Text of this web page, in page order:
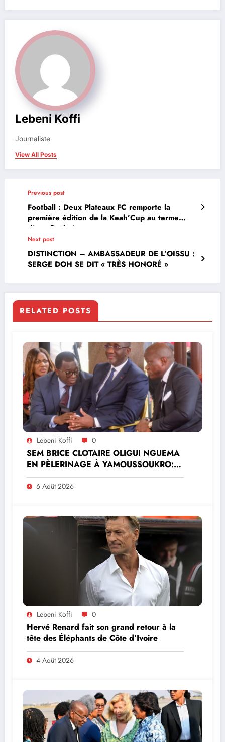
Lebeni Koffi
Journaliste
View All Posts
Previous post
Football : Deux Plateaux FC remporte la
première édition de la Keah’Cup au terme
d’une finale intense
Next post
DISTINCTION – AMBASSADEUR DE L’OISSU :
SERGE DOH SE DIT « TRÈS HONORÉ »
RELATED POSTS
Lebeni Koffi 0
SEM BRICE CLOTAIRE OLIGUI NGUEMA
EN PÈLERINAGE À YAMOUSSOUKRO:LE
MINISTRE PAULIN CLAUDE DANHO
PREND PART À LA CÉRÉMONIE
6 Août 2026
Lebeni Koffi 0
Hervé Renard fait son grand retour à la
tête des Éléphants de Côte d’Ivoire
4 Août 2026